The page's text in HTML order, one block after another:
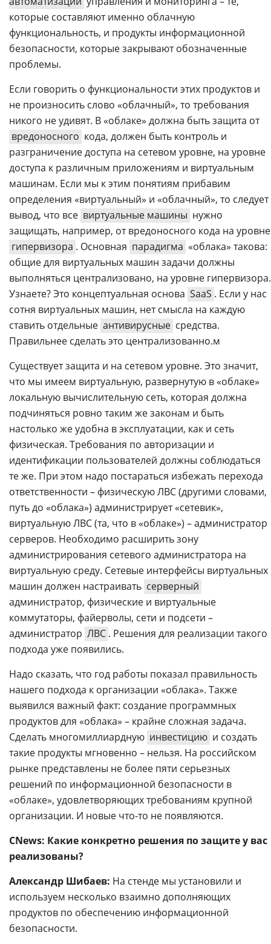
которые составляют именно облачную
функциональность, и продукты информационной
безопасности, которые закрывают обозначенные
проблемы.
Если говорить о функциональности этих продуктов и
не произносить слово «облачный», то требования
никого не удивят. В «облаке» должна быть защита от
вредоносного кода, должен быть контроль и
разграничение доступа на сетевом уровне, на уровне
доступа к различным приложениям и виртуальным
машинам. Если мы к этим понятиям прибавим
определения «виртуальный» и «облачный», то следует
вывод, что все виртуальные машины нужно
защищать, например, от вредоносного кода на уровне
гипервизора . Основная парадигма «облака» такова:
общие для виртуальных машин задачи должны
выполняться централизовано, на уровне гипервизора.
Узнаете? Это концептуальная основа SaaS . Если у нас
сотня виртуальных машин, нет смысла на каждую
ставить отдельные антивирусные средства.
Правильнее сделать это централизованно.м
Существует защита и на сетевом уровне. Это значит,
что мы имеем виртуальную, развернутую в «облаке»
локальную вычислительную сеть, которая должна
подчиняться ровно таким же законам и быть
настолько же удобна в эксплуатации, как и сеть
физическая. Требования по авторизации и
идентификации пользователей должны соблюдаться
те же. При этом надо постараться избежать перехода
ответственности – физическую ЛВС (другими словами,
путь до «облака») администрирует «сетевик»,
виртуальную ЛВС (та, что в «облаке») – администратор
серверов. Необходимо расширить зону
администрирования сетевого администратора на
виртуальную среду. Сетевые интерфейсы виртуальных
машин должен настраивать серверный
администратор, физические и виртуальные
коммутаторы, файерволы, сети и подсети –
администратор ЛВС . Решения для реализации такого
подхода уже появились.
Надо сказать, что год работы показал правильность
нашего подхода к организации «облака». Также
выявился важный факт: создание программных
продуктов для «облака» – крайне сложная задача.
Сделать многомиллиардную инвестицию и создать
такие продукты мгновенно – нельзя. На российском
рынке представлены не более пяти серьезных
решений по информационной безопасности в
«облаке», удовлетворяющих требованиям крупной
организации. И новые что-то не появляются.
CNews: Какие конкретно решения по защите у вас
реализованы?
Александр Шибаев: На стенде мы установили и
используем несколько взаимно дополняющих
продуктов по обеспечению информационной
безопасности.